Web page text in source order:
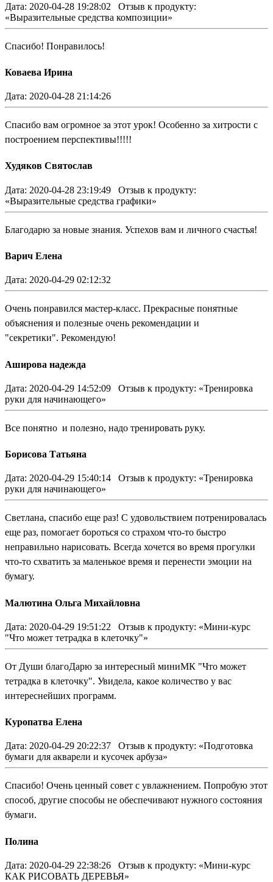
Дата: 2020-04-28 19:28:02
Отзыв к продукту:
«Выразительные средства композиции»
Спасибо! Понравилось!
Коваева Ирина
Дата: 2020-04-28 21:14:26
Спасибо вам огромное за этот урок! Особенно за хитрости с
построением перспективы!!!!!
Худяков Святослав
Дата: 2020-04-28 23:19:49
Отзыв к продукту:
«Выразительные средства графики»
Благодарю за новые знания. Успехов вам и личного счастья!
Варич Елена
Дата: 2020-04-29 02:12:32
Очень понравился мастер-класс. Прекрасные понятные
объяснения и полезные очень рекомендации и
"секретики". Рекомендую!
Аширова надежда
Дата: 2020-04-29 14:52:09
Отзыв к продукту: «Тренировка
руки для начинающего»
Все понятно и полезно, надо тренировать руку.
Борисова Татьяна
Дата: 2020-04-29 15:40:14
Отзыв к продукту: «Тренировка
руки для начинающего»
Светлана, спасибо еще раз! С удовольствием потренировалась
еще раз, помогает бороться со страхом что-то быстро
неправильно нарисовать. Всегда хочется во время прогулки
что-то схватить за маленькое время и перенести эмоции на
бумагу.
Малютина Ольга Михайловна
Дата: 2020-04-29 19:51:22
Отзыв к продукту: «Мини-курс
"Что может тетрадка в клеточку"»
От Души благоДарю за интересный миниМК "Что может
тетрадка в клеточку". Увидела, какое количество у вас
интереснейших программ.
Куропатва Елена
Дата: 2020-04-29 20:22:37
Отзыв к продукту: «Подготовка
бумаги для акварели и кусочек арбуза»
Спасибо! Очень ценный совет с увлажнением. Попробую этот
способ, другие способы не обеспечивают нужного состояния
бумаги.
Полина
Дата: 2020-04-29 22:38:26
Отзыв к продукту: «Мини-курс
КАК РИСОВАТЬ ДЕРЕВЬЯ»